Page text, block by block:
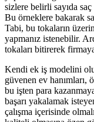
sizlere belirli sayıda
Bu örneklere bakarak
Tabi, bu tokaların
yapmanız istenebilir.
tokaları bitirerek
Kendi ek iş modelini
güvenen ev hanımları,
bu işten para
başarı yakalamak
çalışma içerisinde